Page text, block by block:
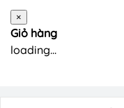
×
Giỏ hàng
loading...